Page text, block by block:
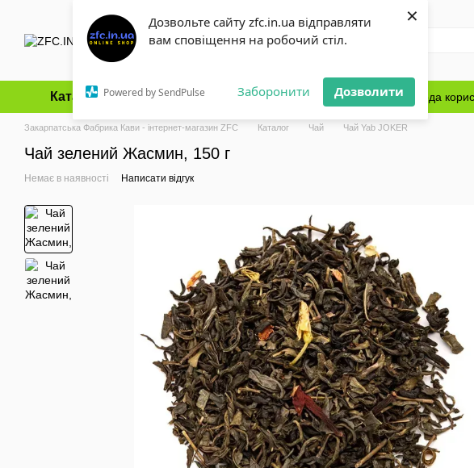
Дозвольте сайту zfc.in.ua відправляти
вам сповіщення на робочий стіл.
Powered by SendPulse Заборонити Дозволити
×
Перейти до основного контенту
Каталог Оплата і доставка Обмін та повернення Блог Угода
Закарпатська Фабрика Кави - інтернет-магазин ZFC Каталог Чай Чай Yab JOKER
Чай зелений Жасмин, 150 г
Немає в наявності Написати відгук